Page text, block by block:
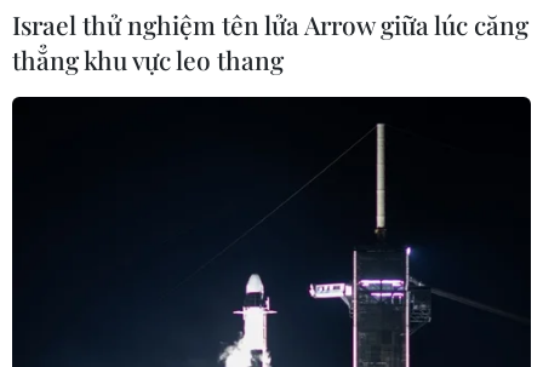
Trung Quốc cân nhắc mua hàng triệu căn
Trung Quốc đang tham khảo ý kiến của các quan chức
Israel thử nghiệm tên lửa Arrow giữa lúc căng
thẳng khu vực leo thang